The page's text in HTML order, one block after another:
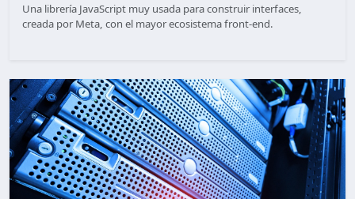
Una librería JavaScript muy usada para construir interfaces,
creada por Meta, con el mayor ecosistema front-end.